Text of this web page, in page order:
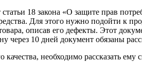
18 закона «О защите прав
Для этого нужно подойти к
описав его дефекты. Этот
10 дней документ обязаны
необходимо рассказать ему